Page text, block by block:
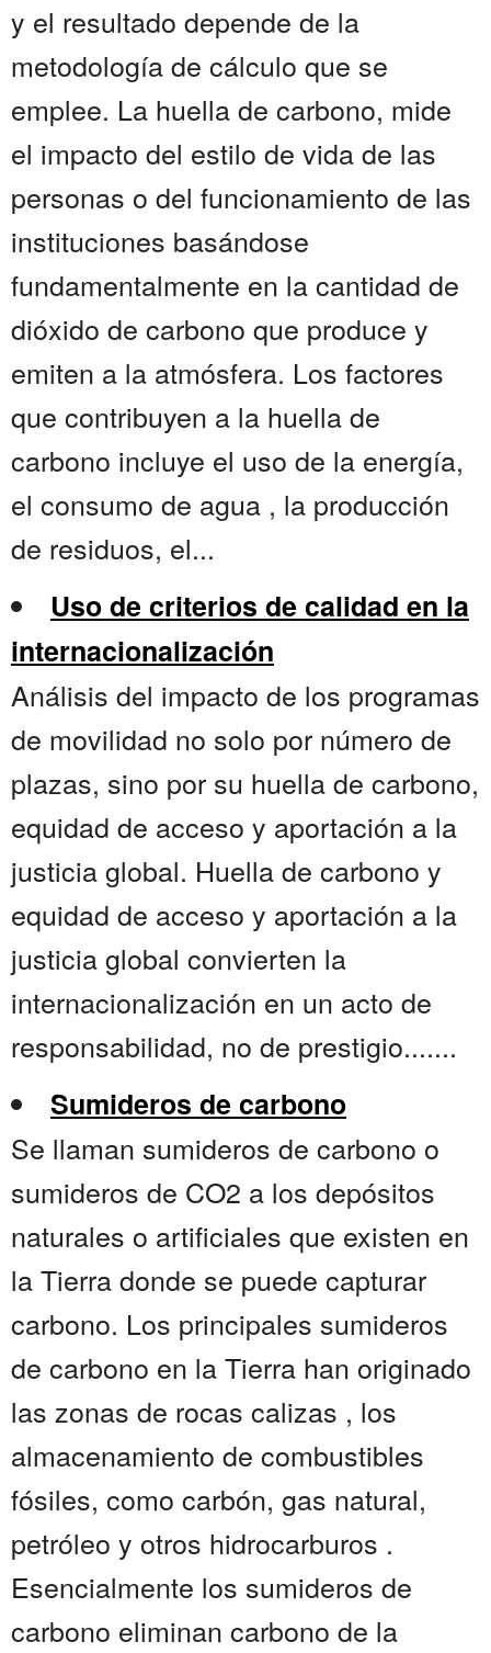
y el resultado depende de la
metodología de cálculo que se
emplee. La huella de carbono, mide
el impacto del estilo de vida de las
personas o del funcionamiento de las
instituciones basándose
fundamentalmente en la cantidad de
dióxido de carbono que produce y
emiten a la atmósfera. Los factores
que contribuyen a la huella de
carbono incluye el uso de la energía,
el consumo de agua , la producción
de residuos, el...
Uso de criterios de calidad en la
internacionalización
Análisis del impacto de los programas
de movilidad no solo por número de
plazas, sino por su huella de carbono,
equidad de acceso y aportación a la
justicia global. Huella de carbono y
equidad de acceso y aportación a la
justicia global convierten la
internacionalización en un acto de
responsabilidad, no de prestigio.......
Sumideros de carbono
Se llaman sumideros de carbono o
sumideros de CO2 a los depósitos
naturales o artificiales que existen en
la Tierra donde se puede capturar
carbono. Los principales sumideros
de carbono en la Tierra han originado
las zonas de rocas calizas , los
almacenamiento de combustibles
fósiles, como carbón, gas natural,
petróleo y otros hidrocarburos .
Esencialmente los sumideros de
carbono eliminan carbono de la